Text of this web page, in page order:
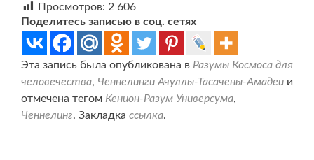
Просмотров: 2 606
Поделитесь записью в соц. сетях
Эта запись была опубликована в Разумы Космоса для
человечества, Ченнелинги Ачуллы-Тасачены-Амадеи и
отмечена тегом Кенион-Разум Универсума,
Ченнелинг. Закладка ссылка.